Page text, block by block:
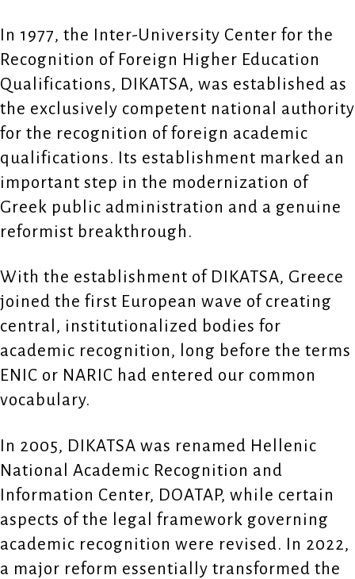
In 1977, the Inter-University Center for the
Recognition of Foreign Higher Education
Qualifications, DIKATSA, was established as
the exclusively competent national authority
for the recognition of foreign academic
qualifications. Its establishment marked an
important step in the modernization of
Greek public administration and a genuine
reformist breakthrough.
With the establishment of DIKATSA, Greece
joined the first European wave of creating
central, institutionalized bodies for
academic recognition, long before the terms
ENIC or NARIC had entered our common
vocabulary.
In 2005, DIKATSA was renamed Hellenic
National Academic Recognition and
Information Center, DOATAP, while certain
aspects of the legal framework governing
academic recognition were revised. In 2022,
a major reform essentially transformed the